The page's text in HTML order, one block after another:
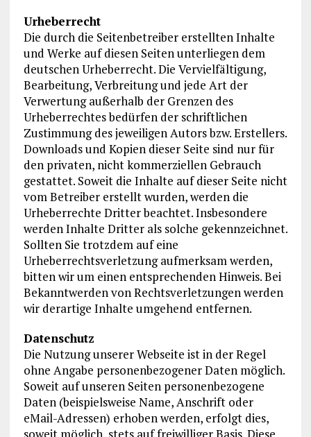
Urheberrecht
Die durch die Seitenbetreiber erstellten Inhalte
und Werke auf diesen Seiten unterliegen dem
deutschen Urheberrecht. Die Vervielfältigung,
Bearbeitung, Verbreitung und jede Art der
Verwertung außerhalb der Grenzen des
Urheberrechtes bedürfen der schriftlichen
Zustimmung des jeweiligen Autors bzw. Erstellers.
Downloads und Kopien dieser Seite sind nur für
den privaten, nicht kommerziellen Gebrauch
gestattet. Soweit die Inhalte auf dieser Seite nicht
vom Betreiber erstellt wurden, werden die
Urheberrechte Dritter beachtet. Insbesondere
werden Inhalte Dritter als solche gekennzeichnet.
Sollten Sie trotzdem auf eine
Urheberrechtsverletzung aufmerksam werden,
bitten wir um einen entsprechenden Hinweis. Bei
Bekanntwerden von Rechtsverletzungen werden
wir derartige Inhalte umgehend entfernen.
Datenschutz
Die Nutzung unserer Webseite ist in der Regel
ohne Angabe personenbezogener Daten möglich.
Soweit auf unseren Seiten personenbezogene
Daten (beispielsweise Name, Anschrift oder
eMail-Adressen) erhoben werden, erfolgt dies,